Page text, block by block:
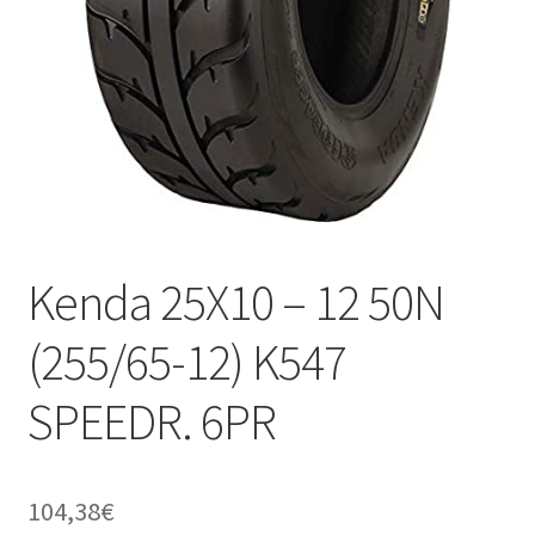
Kenda 25X10 – 12 50N
(255/65-12) K547
SPEEDR. 6PR
104,38€